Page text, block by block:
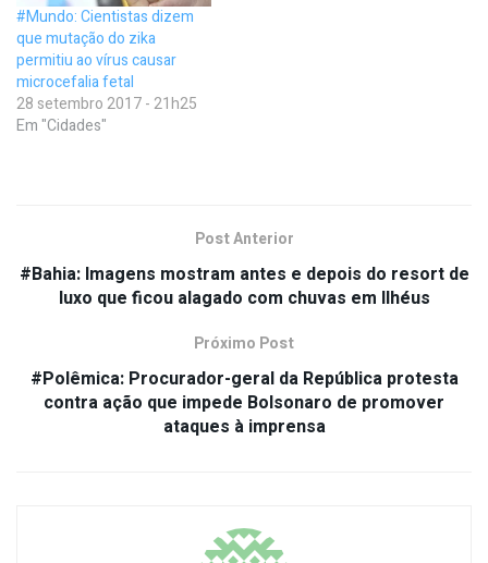
#Mundo: Cientistas dizem
que mutação do zika
permitiu ao vírus causar
microcefalia fetal
28 setembro 2017 - 21h25
Em "Cidades"
Post Anterior
#Bahia: Imagens mostram antes e depois do resort de
luxo que ficou alagado com chuvas em Ilhéus
Próximo Post
#Polêmica: Procurador-geral da República protesta
contra ação que impede Bolsonaro de promover
ataques à imprensa